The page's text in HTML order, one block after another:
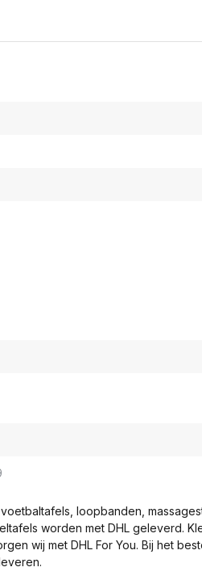
loopbanden,
worden met DHL geleverd.
wij met DHL For You. Bij het